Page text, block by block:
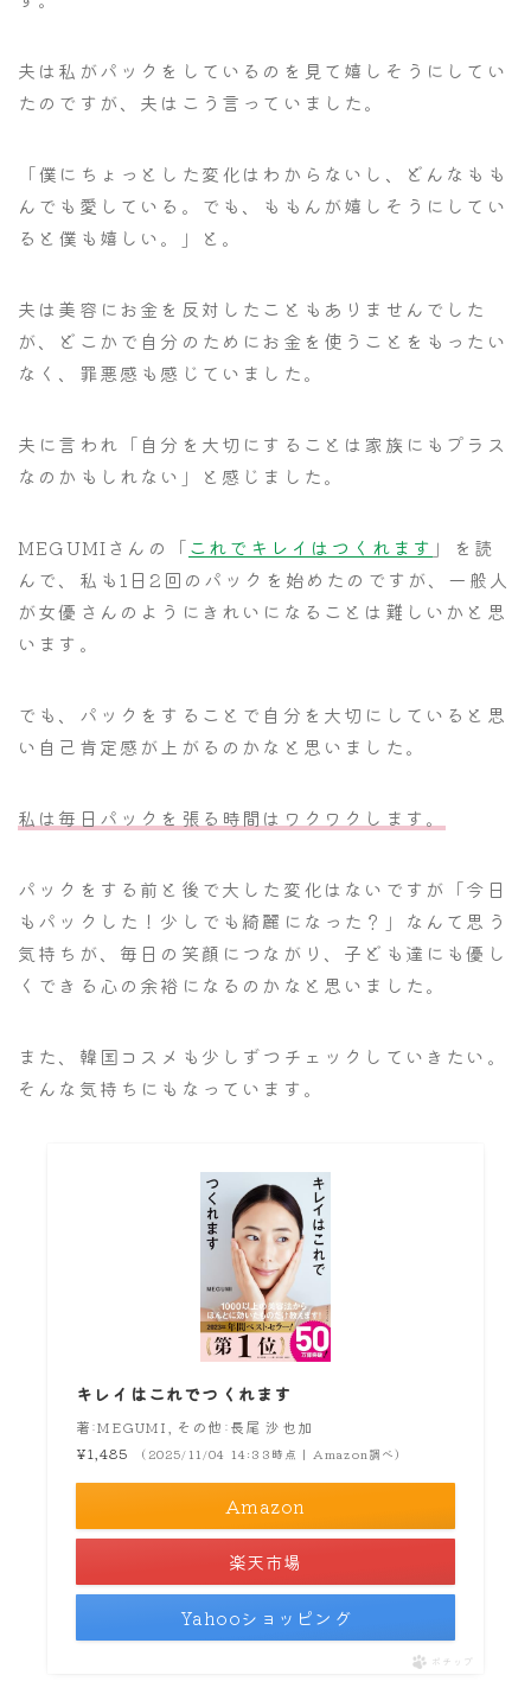
夫は私がパックをしているのを見て嬉しそうにしてい
たのですが、夫はこう言っていました。
「僕にちょっとした変化はわからないし、どんなもも
んでも愛している。でも、ももんが嬉しそうにしてい
ると僕も嬉しい。」と。
夫は美容にお金を反対したこともありませんでした
が、どこかで自分のためにお金を使うことをもったい
なく、罪悪感も感じていました。
夫に言われ「自分を大切にすることは家族にもプラス
なのかもしれない」と感じました。
MEGUMIさんの「これでキレイはつくれます 」を読
んで、私も1日2回のパックを始めたのですが、一般人
が女優さんのようにきれいになることは難しいかと思
います。
でも、パックをすることで自分を大切にしていると思
い自己肯定感が上がるのかなと思いました。
私は毎日パックを張る時間はワクワクします。
パックをする前と後で大した変化はないですが「今日
もパックした！少しでも綺麗になった？」なんて思う
気持ちが、毎日の笑顔につながり、子ども達にも優し
くできる心の余裕になるのかなと思いました。
また、韓国コスメも少しずつチェックしていきたい。
そんな気持ちにもなっています。
キレイはこれでつくれます
著:MEGUMI, その他:長尾 沙也加
¥1,485
（2025/11/04 14:33時点 | Amazon調べ）
Amazon
楽天市場
Yahooショッピング
ポチップ